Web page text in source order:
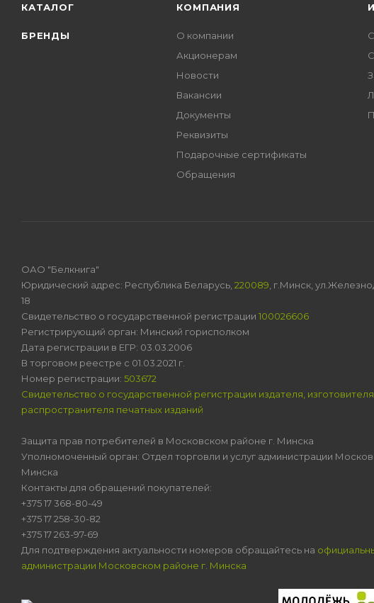
КАТАЛОГ
БРЕНДЫ
КОМПАНИЯ
О компании
Акционерам
Новости
Вакансии
Документы
Реквизиты
Подарочные сертификаты
Обращения
ОАО "Белкнига"
Юридический адрес: Республика Беларусь, 220089 , г.Минск,
18
Свидетельство о государственной регистрации 100026606
Регистрирующий орган: Минский горисполком
Дата регистрации в ЕГР: 03.03.2006
В торговом реестре с 01.03.2021 г.
Номер регистрации: 503672
Свидетельство о государственной регистрации издателя, изготовителя,
распространителя печатных изданий
Защита прав потребителей в Московском районе г. Минска
Уполномоченный орган: Отдел торговли и услуг администрации
Минска
Контакты для обращений покупателей:
+375 17 368-80-49
+375 17 258-30-82
+375 17 263-97-69
Для подтверждения актуальности номеров обращайтесь на
администрации Московском районе г. Минска